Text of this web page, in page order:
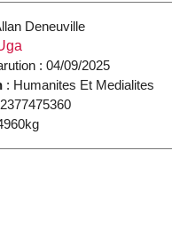
Deneuville
: 04/09/2025
: Humanites Et Medialites